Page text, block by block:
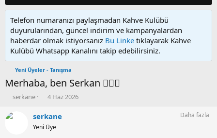
Telefon numaranızı paylaşmadan Kahve Kulübü
duyurularından, güncel indirim ve kampanyalardan
haberdar olmak istiyorsanız Bu Linke tıklayarak Kahve
Kulübü Whatsapp Kanalını takip edebilirsiniz.
Yeni Üyeler - Tanışma
Merhaba, ben Serkan 🙋🏻‍♂️
K
n
serkane
B
ş
l
a
4 Haz 2026
serkane
Yeni Üye
Daha fazla